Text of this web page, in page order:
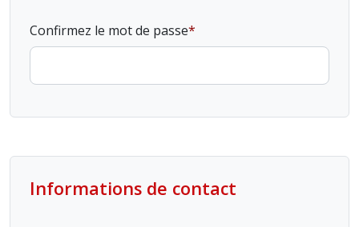
Confirmez le mot de passe
Informations de contact